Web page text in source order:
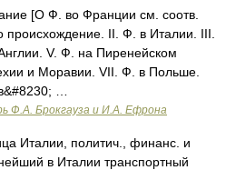
[О Ф. во Франции см. соотв.
происхождение. II. Ф. в Италии. III.
V. Ф. на Пиренейском
и Моравии. VII. Ф. в Польше.
…
Ф.А. Брокгауза и И.А. Ефрона
Италии, политич., финанс. и
в Италии транспортный